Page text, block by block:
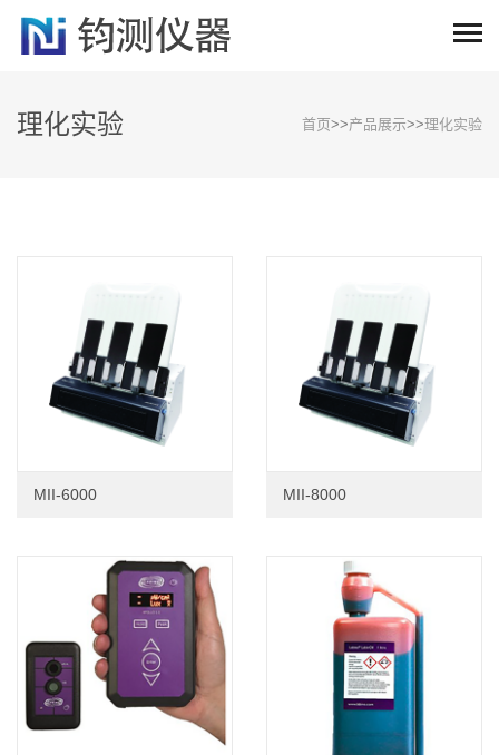
理化实验 首页>>产品展示>>理化实验
MII-6000 MII-8000